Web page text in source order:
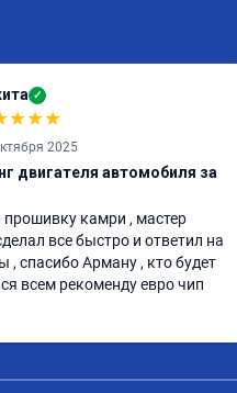
✓
★★★
2025
двигателя автомобиля за
прошивку камри , мастер
все быстро и ответил на
, спасибо Арману , кто будет
всем рекоменду евро чип